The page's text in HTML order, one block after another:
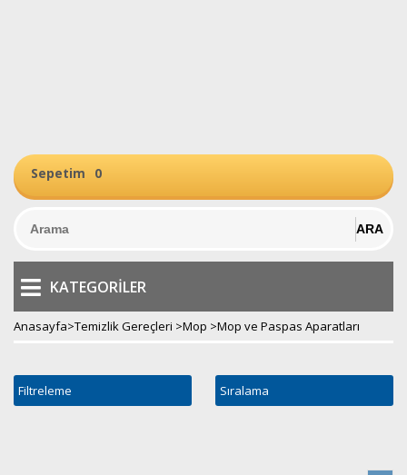
Sepetim 0
KATEGORILER
Anasayfa>Temizlik Gereçleri >Mop >Mop ve Paspas Aparatları
Filtreleme Sıralama